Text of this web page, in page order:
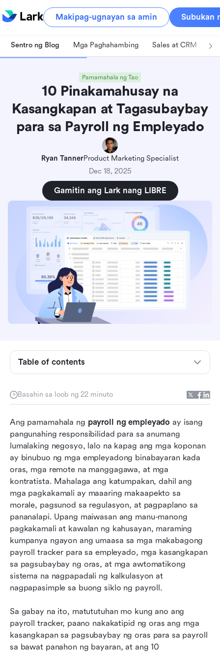
Makipag-ugnayan sa amin Subukan
Sentro ng Blog Mga Paghahambing Sales at CRM
Pamamahala ng Tao
10 Pinakamahusay na
Kasangkapan at Tagasubaybay
para sa Payroll ng Empleyado
Ryan TannerProduct Marketing Specialist
Dec 18, 2025
Gamitin ang Lark nang LIBRE
Basahin sa loob ng 22 minuto
Ang pamamahala ng payroll ng empleyado ay isang
pangunahing responsibilidad para sa anumang
lumalaking negosyo, lalo na kapag ang mga koponan
ay binubuo ng mga empleyadong binabayaran kada
oras, mga remote na manggagawa, at mga
kontratista. Mahalaga ang katumpakan, dahil ang
mga pagkakamali ay maaaring makaapekto sa
morale, pagsunod sa regulasyon, at pagpaplano sa
pananalapi. Upang maiwasan ang manu-manong
pagkakamali at kawalan ng kahusayan, maraming
kumpanya ngayon ang umaasa sa mga makabagong
payroll tracker para sa empleyado, mga kasangkapan
sa pagsubaybay ng oras, at mga awtomatikong
sistema na nagpapadali ng kalkulasyon at
nagpapasimple sa buong siklo ng payroll.
Sa gabay na ito, matututuhan mo kung ano ang
payroll tracker, paano nakakatipid ng oras ang mga
kasangkapan sa pagsubaybay ng oras para sa payroll
sa bawat panahon ng bayaran, at ang 10
Table of contents
ng payroll ng empleyado
sa tagasubaybay ng payroll ng empleyado
empleyado?
Ano ang dapat hanapin sa isang tracker ng
payroll ng empleyado
Mga kasangkapan sa pagsubaybay ng oras ng
payroll: Paano ito nakatutulong sa mga
koponan na makatipid ng oras
Paghahambing ng manu-manong at
awtomatikong pagsubaybay ng payroll
Konklusyon
Mga Madalas Itanong
Kaugnay na pagbabasa